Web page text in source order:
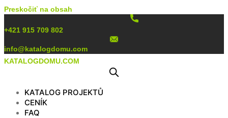
Preskočiť na obsah
+421 915 709 802
info@katalogdomu.com
KATALOGDOMU.COM
KATALOG PROJEKTŮ
CENÍK
FAQ